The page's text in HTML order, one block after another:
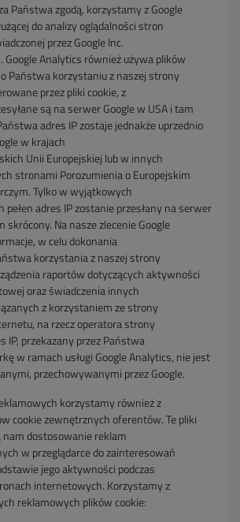
Państwa zgodą, korzystamy z Google
do analizy oglądalności stron
przez Google Inc.
Google Analytics również używa plików
Państwa korzystaniu z naszej strony
przez pliki cookie, z
sąna serwer Google w USA i tam
adres IP zostaje jednakże uprzednio
w krajach
Unii Europejskiej lub w innych
stronami Porozumienia o Europejskim
Tylko w wyjątkowych
pełen adres IPzostanie przesłany naserwer
skrócony. Na nasze zlecenie Google
w celu dokonania
korzystania znaszej strony
raportów dotyczących aktywności
oraz świadczenia innych
z korzystaniem zestrony
na rzecz operatora strony
IP, przekazany przez Państwa
w ramach usługi Google Analytics, niejest
przechowywanymi przez Google.
korzystamy również z
cookie zewnętrznych oferentów. Te pliki
nam dostosowanie reklam
w przeglądarce do zainteresowań
jego aktywności podczas
internetowych. Korzystamy z
reklamowych plików cookie: